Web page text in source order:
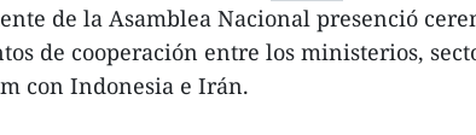
de la Asamblea Nacional presenció
de cooperación entre los ministerios,
con Indonesia e Irán.